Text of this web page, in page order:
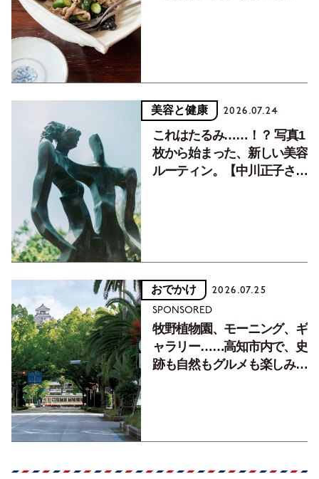
美容と健康 2026.07.24
これはたるみ……！？ 写真1
枚から始まった、新しい美容
ルーティン。【中川正子さん
おでかけ 2026.07.25
SPONSORED
牧野植物園、モーニング、ギ
ャラリー……高知市内で、史
跡も自然もグルメも楽しみ尽